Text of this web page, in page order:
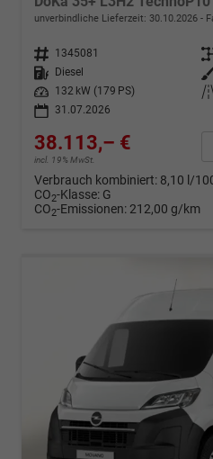
unverbindliche Lieferzeit: 30.10.2026
Fahrzeugnr. 1345081
Kraftstoff
Diesel
Leistung
132 kW (179 PS) Kilometerstand
31.07.2026
38.113,– €
incl. 19% MwSt.
Verbrauch kombiniert: 8,10 l/
CO2-Klasse: G
CO2-Emissionen: 212,00 g/km